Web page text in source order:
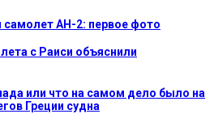
самолет АН-2: первое фото
с Раиси объяснили
или что на самом дело было на
Греции судна